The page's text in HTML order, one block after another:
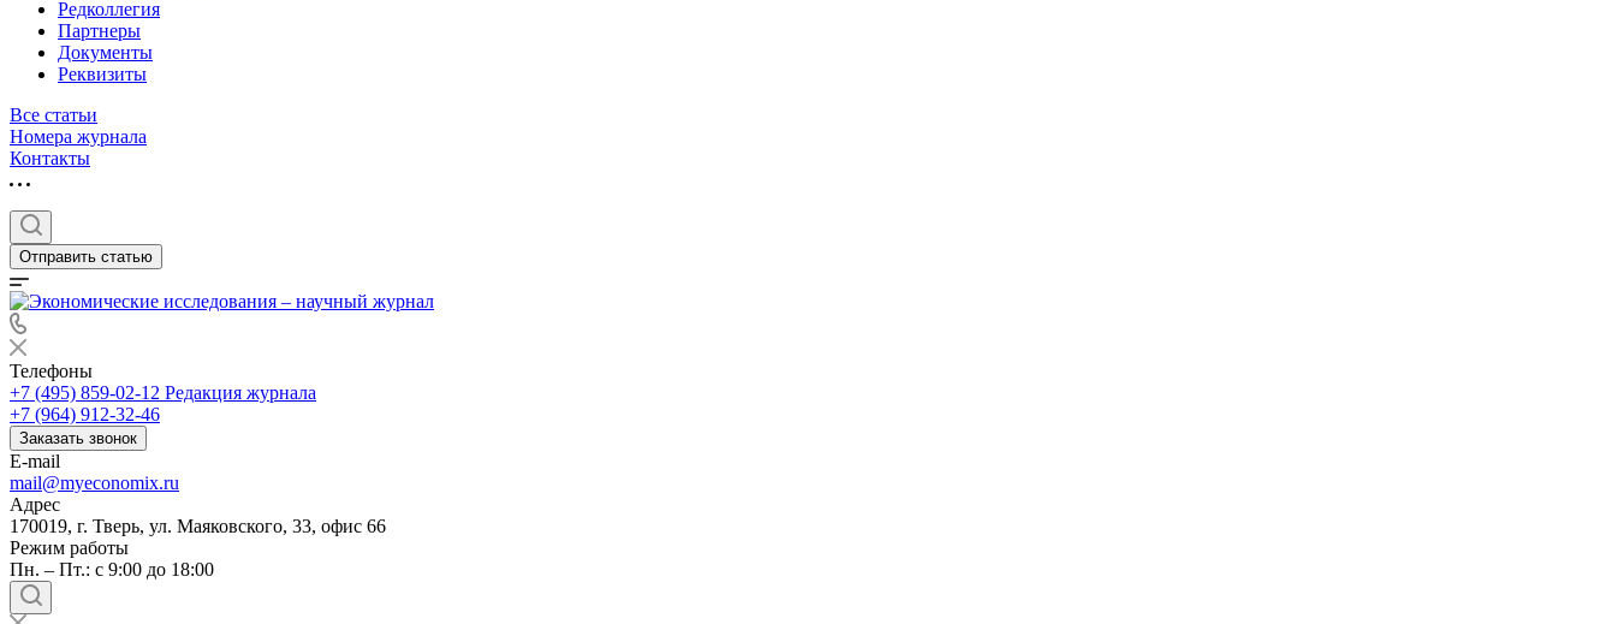
Редколлегия
Партнеры
Документы
Реквизиты
Все статьи
Номера журнала
Контакты
Отправить статью
Телефоны
+7 (495) 859-02-12 Редакция журнала
+7 (964) 912-32-46
Заказать звонок
E-mail
mail@myeconomix.ru
Адрес
170019, г. Тверь, ул. Маяковского, 33, офис 66
Режим работы
Пн. – Пт.: с 9:00 до 18:00